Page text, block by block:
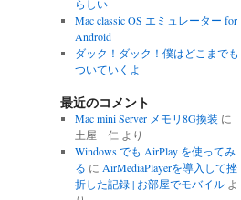
らしい
Mac classic OS エミュレーター for
Android
ダック！ダック！僕はどこまでも
ついていくよ
最近のコメント
Mac mini Server メモリ8G換装 に
土屋 仁 より
Windows でも AirPlay を使ってみ
る に AirMediaPlayerを導入して挫
折した記録 | お部屋でモバイルよ